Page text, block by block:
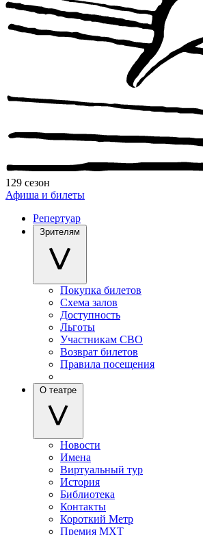
129 сезон
Афиша и билеты
Репертуар
Зрителям
Покупка билетов
Схема залов
Доступность
Льготы
Участникам СВО
Возврат билетов
Правила посещения
О театре
Новости
Имена
Виртуальный тур
История
Библиотека
Контакты
Короткий Метр
Премия МХТ